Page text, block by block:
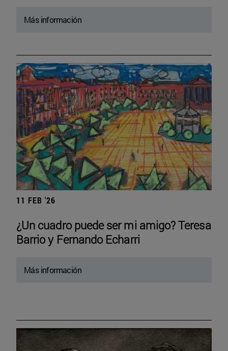
Más información
11 FEB '26
¿Un cuadro puede ser mi amigo? Teresa
Barrio y Fernando Echarri
Más información